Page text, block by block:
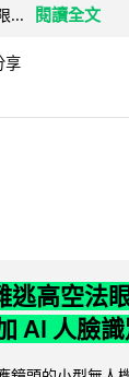
...
閱讀全文
享
逃高空法
AI 人臉